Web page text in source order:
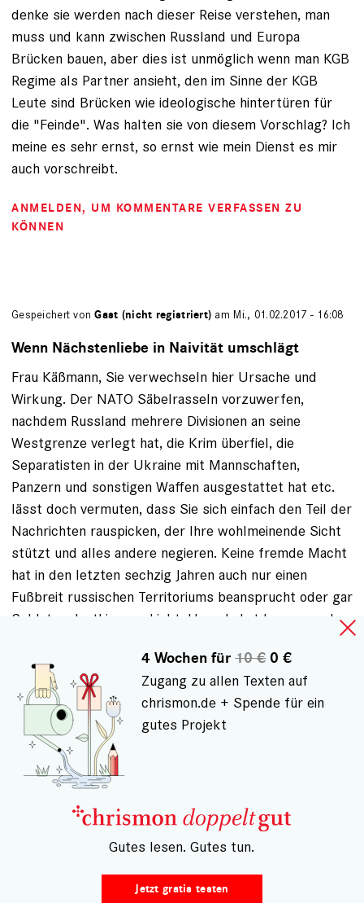
denke sie werden nach dieser Reise verstehen, man
muss und kann zwischen Russland und Europa
Brücken bauen, aber dies ist unmöglich wenn man KGB
Regime als Partner ansieht, den im Sinne der KGB
Leute sind Brücken wie ideologische hintertüren für
die "Feinde". Was halten sie von diesem Vorschlag? Ich
meine es sehr ernst, so ernst wie mein Dienst es mir
auch vorschreibt.
ANMELDEN, UM KOMMENTARE VERFASSEN ZU
KÖNNEN
Gespeichert vonGast (nicht registriert) am Mi., 01.02.2017 - 16:08
Wenn Nächstenliebe in Naivität umschlägt
Frau Käßmann, Sie verwechseln hier Ursache und
Wirkung. Der NATO Säbelrasseln vorzuwerfen,
nachdem Russland mehrere Divisionen an seine
Westgrenze verlegt hat, die Krim überfiel, die
Separatisten in der Ukraine mit Mannschaften,
Panzern und sonstigen Waffen ausgestattet hat etc.
lässt doch vermuten, dass Sie sich einfach den Teil der
Nachrichten rauspicken, der Ihre wohlmeinende Sicht
stützt und alles andere negieren. Keine fremde Macht
hat in den letzten sechzig Jahren auch nur einen
Fußbreit russischen Territoriums beansprucht oder gar
Soldaten dorthin geschickt. Umgekehrt kann man das
der Republik Moldau, in der Ukraine, in Georgien. Was
haben die denn dort verloren? Warum sorgen Sie sich
mehr um Russland als um die Ukraine? Finden Sie es in
Ordnung, wenn Kyrill Menschenrechte als unrussisch
verurteilt etc.? Fragen über Fragen, die ein
friedensbewegtes Herz scheinbar nicht interessieren
dürfen und einer Politik auf dem Rücken der
Schwächeren Vorschub leisten.
, UM KOMMENTARE VERFASSEN ZU
4 Wochen für10 €0 €
Zugang zu allen Texten auf
chrismon.de + Spende für ein
gutes Projekt
– Gutes lesen. Gutes tun.
Jetzt gratis testen